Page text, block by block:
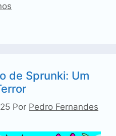
de Sprunki: Um
Por Pedro Fernandes